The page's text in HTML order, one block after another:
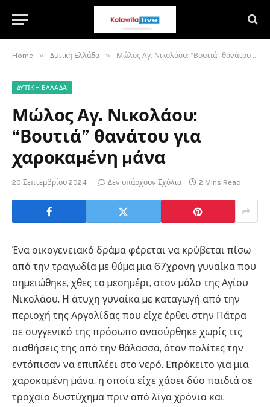
Home » Δυτική Ελλάδα » Μώλος Αγ. Νικολάου: “Βουτιά” θανάτου για χαροκαµένη µάνα
ΔΥΤΙΚΉ ΕΛΛΆΔΑ
Μώλος Αγ. Νικολάου:
“Βουτιά” θανάτου για
χαροκαµένη µάνα
20 Σεπτεμβρίου 2024 Δεν υπάρχουν Σχόλια 2 Mins Read
Ένα οικογενειακό δράµα φέρεται να κρύβεται πίσω
από την τραγωδία µε θύµα µια 67χρονη γυναίκα που
σηµειώθηκε, χθες το µεσηµέρι, στον µόλο της Αγίου
Νικολάου. Η άτυχη γυναίκα µε καταγωγή από την
περιοχή της Αργολίδας που είχε έρθει στην Πάτρα
σε συγγενικό της πρόσωπο ανασύρθηκε χωρίς τις
αισθήσεις της από την θάλασσα, όταν πολίτες την
εντόπισαν να επιπλέει στο νερό. Επρόκειτο για µια
χαροκαµένη µάνα, η οποία είχε χάσει δύο παιδιά σε
τροχαίο δυστύχηµα πριν από λίγα χρόνια και